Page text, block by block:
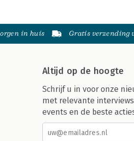
in huis Gratis verzending
Altijd op de hoogte
Schrijf u in voor onze
met relevante
events en de beste